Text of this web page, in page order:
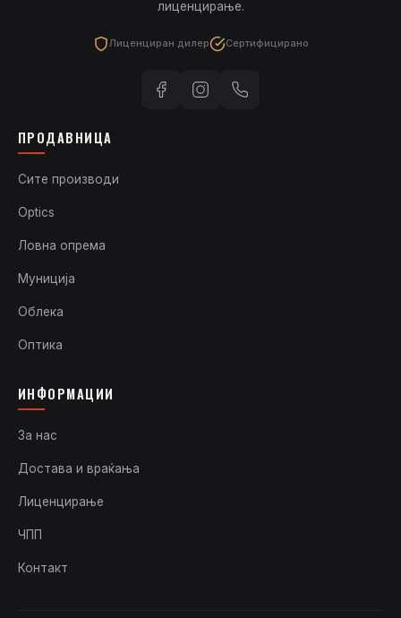
лиценцирање.
Лиценциран дилер Сертифицирано
ПРОДАВНИЦА
Сите производи
Optics
Ловна опрема
Муниција
Облека
Оптика
ИНФОРМАЦИИ
За нас
Достава и враќања
Лиценцирање
ЧПП
Контакт